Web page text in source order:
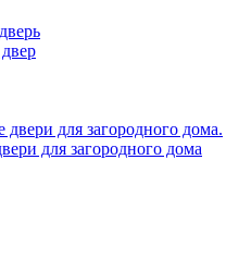
для загородного дома